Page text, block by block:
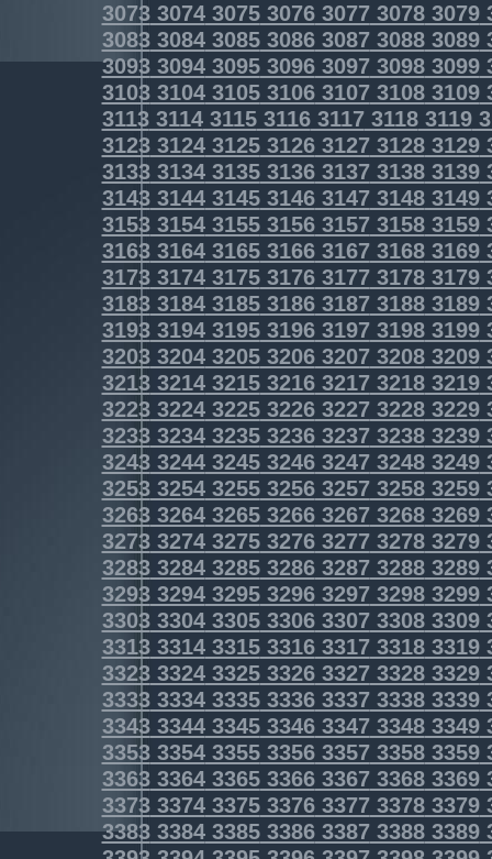
3073307430753076307730783079
3083308430853086308730883089
3093309430953096309730983099
3103310431053106310731083109
3113311431153116311731183119
3123312431253126312731283129
3133313431353136313731383139
3143314431453146314731483149
3153315431553156315731583159
3163316431653166316731683169
3173317431753176317731783179
3183318431853186318731883189
3193319431953196319731983199
3203320432053206320732083209
3213321432153216321732183219
3223322432253226322732283229
3233323432353236323732383239
3243324432453246324732483249
3253325432553256325732583259
3263326432653266326732683269
3273327432753276327732783279
3283328432853286328732883289
3293329432953296329732983299
3303330433053306330733083309
3313331433153316331733183319
3323332433253326332733283329
3333333433353336333733383339
3343334433453346334733483349
3353335433553356335733583359
3363336433653366336733683369
3373337433753376337733783379
3383338433853386338733883389